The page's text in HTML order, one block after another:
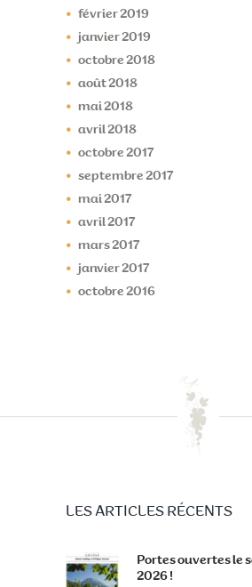
février2019
janvier2019
octobre 2018
août2018
mai2018
avril2018
octobre 2017
septembre 2017
mai2017
avril2017
mars2017
janvier2017
octobre 2016
LES ARTICLES RÉCENTS
Portes ouvertes le
2026 !